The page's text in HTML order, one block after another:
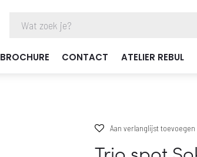
BROCHURE CONTACT ATELIER REBUL
Aan verlanglijst toevoegen